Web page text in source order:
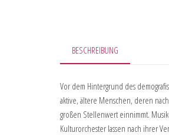
BESCHREIBUNG
Vor dem Hintergrund des
aktive, ältere Menschen, deren
großen Stellenwert einnimmt.
Kulturorchester lassen nach ihrer